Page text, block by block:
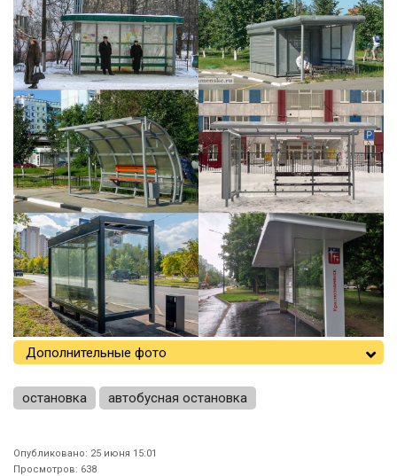
Дополнительные фото
остановка автобусная остановка
Опубликовано: 25 июня 15:01
Просмотров: 638